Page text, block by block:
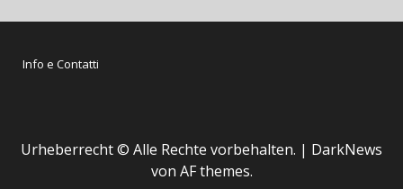
Info e Contatti
Urheberrecht © Alle Rechte vorbehalten. | DarkNews
von AF themes.